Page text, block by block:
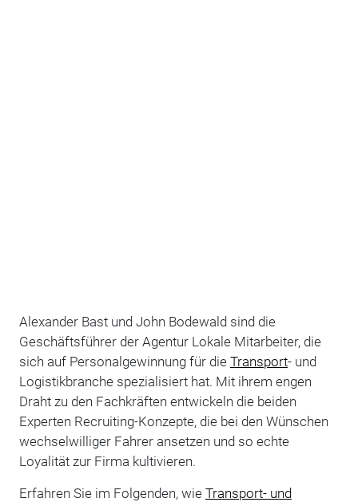
Alexander Bast und John Bodewald sind die
Geschäftsführer der Agentur Lokale Mitarbeiter, die
sich auf Personalgewinnung für die Transport- und
Logistikbranche spezialisiert hat. Mit ihrem engen
Draht zu den Fachkräften entwickeln die beiden
Experten Recruiting-Konzepte, die bei den Wünschen
wechselwilliger Fahrer ansetzen und so echte
Loyalität zur Firma kultivieren.
Erfahren Sie im Folgenden, wie Transport- und